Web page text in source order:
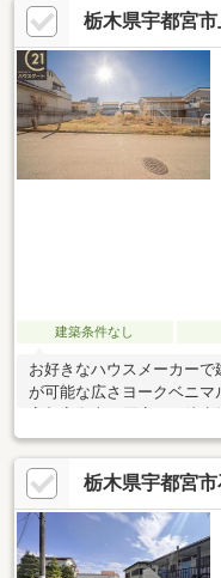
分以内で買い物に便利な
≫実際に土地の所在を確認
る際のイメージがつきや
一緒に現地をみてみません
栃木県宇都宮
建築条件なし
お好きなハウスメーカー
が可能な広さヨークベニマ
宇都宮御幸ヶ原店まで徒
坪通りはカワチ薬品やセ
のお買い物には困りませ
≫実際に土地の所在を確認
る際のイメージがつきや
一緒に現地をみてみませ
栃木県宇都宮